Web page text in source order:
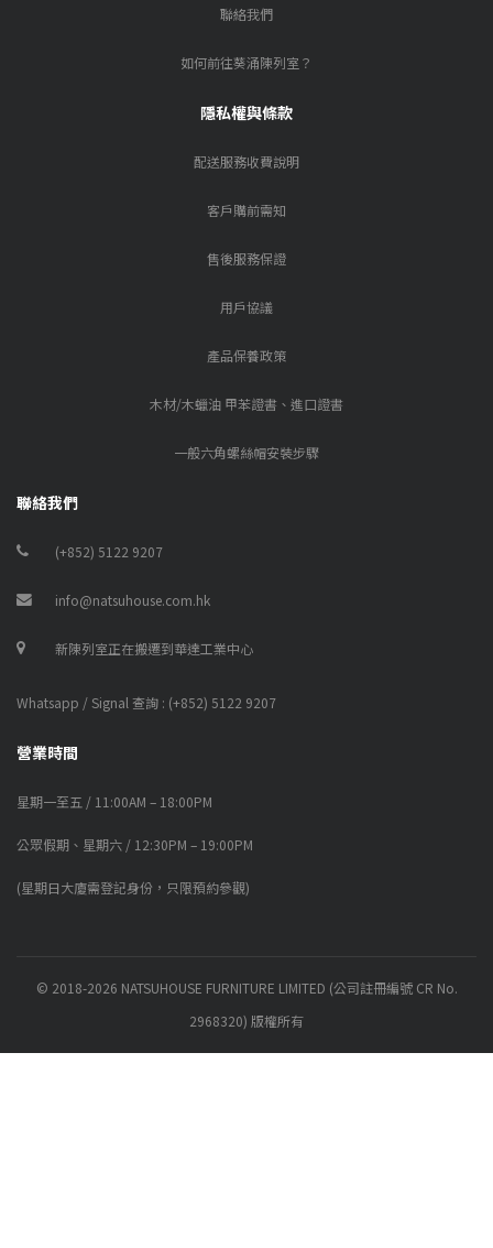
聯絡我們
如何前往葵涌陳列室？
隱私權與條款
配送服務收費說明
客戶購前需知
售後服務保證
用戶協議
產品保養政策
木材/木蠟油 甲苯證書、進口證書
一般六角螺絲帽安裝步驟
聯絡我們
(+852) 5122 9207
info@natsuhouse.com.hk
新陳列室正在搬遷到華達工業中心
Whatsapp / Signal 查詢 : (+852) 5122 9207
營業時間
星期一至五 / 11:00AM – 18:00PM
公眾假期、星期六 / 12:30PM – 19:00PM
(星期日大廈需登記身份，只限預約參觀)
© 2018-2026 NATSUHOUSE FURNITURE LIMITED (公司註冊編號 CR No.
2968320) 版權所有